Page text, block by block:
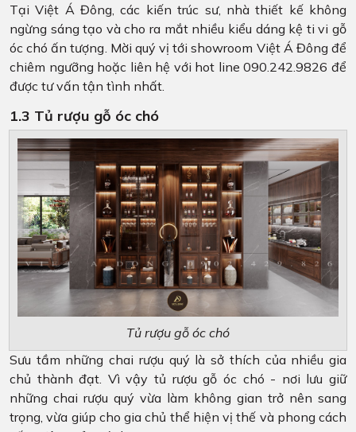
Tại Việt Á Đông, các kiến trúc sư, nhà thiết kế không
ngừng sáng tạo và cho ra mắt nhiều kiểu dáng kệ ti vi gỗ
óc chó ấn tượng. Mời quý vị tới showroom Việt Á Đông để
chiêm ngưỡng hoặc liên hệ với hot line 090.242.9826 để
được tư vấn tận tình nhất.
1.3 Tủ rượu gỗ óc chó
Tủ rượu gỗ óc chó
Sưu tầm những chai rượu quý là sở thích của nhiều gia
chủ thành đạt. Vì vậy tủ rượu gỗ óc chó - nơi lưu giữ
những chai rượu quý vừa làm không gian trở nên sang
trọng, vừa giúp cho gia chủ thể hiện vị thế và phong cách